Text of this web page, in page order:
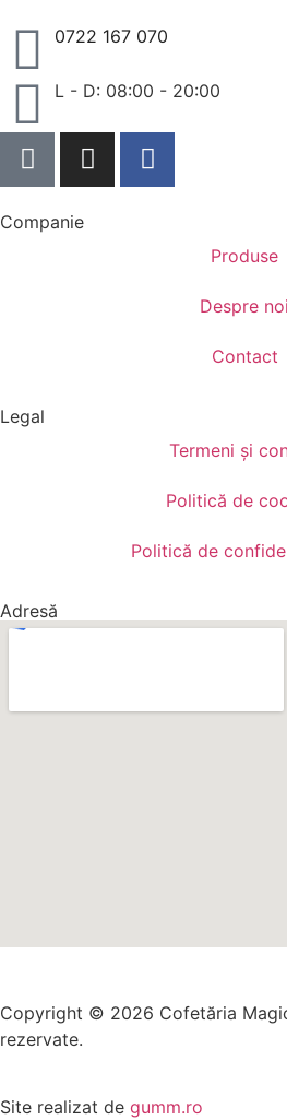
0722 167 070
L - D: 08:00 - 20:00
Companie
Produse
Despre noi
Contact
Legal
Termeni și
Politică de
Politică de
Adresă
Copyright © 2026 Cofetăria
rezervate.
Site realizat de gumm.ro